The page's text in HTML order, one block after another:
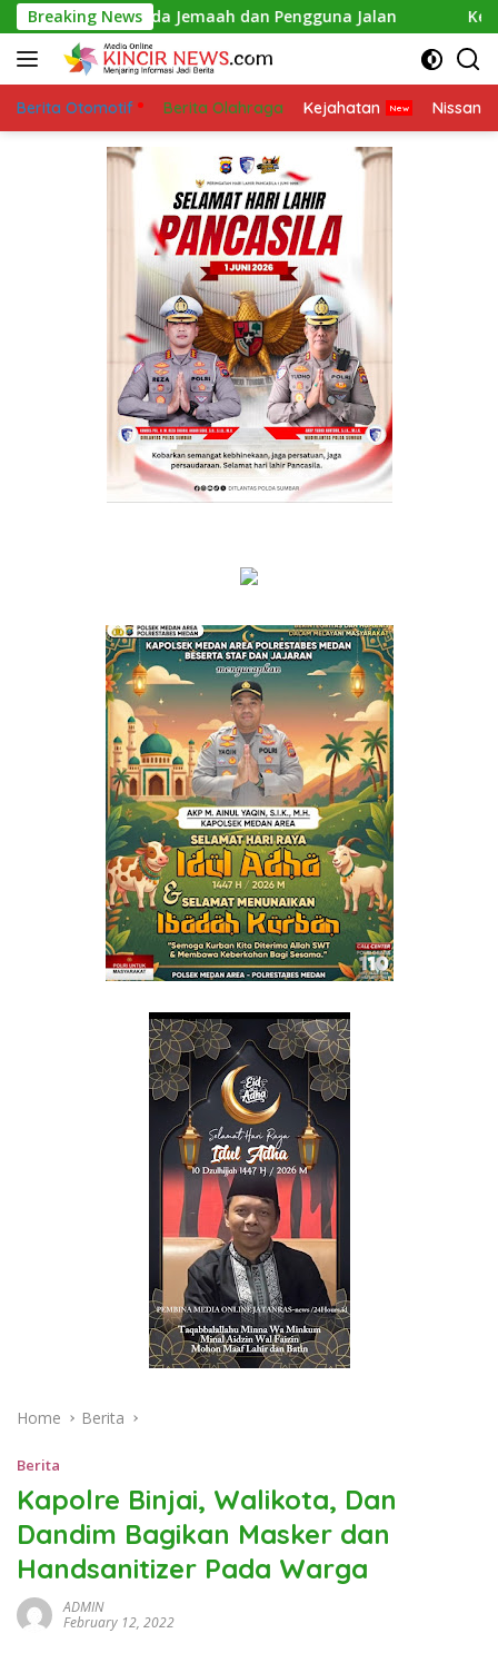
Skip
to
content
Breaking News
kepada Jemaah dan Pengguna Jalan Kejanggalan
Berita Otomotif Berita Olahraga Kejahatan Nissan
Home Berita
Berita
Kapolre Binjai, Walikota, Dan
Dandim Bagikan Masker dan
Handsanitizer Pada Warga
ADMIN
February 12, 2022